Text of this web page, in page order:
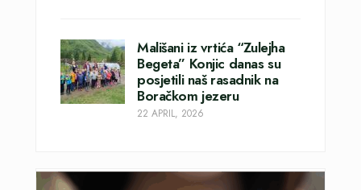
Mališani iz vrtića “Zulejha
Begeta” Konjic danas su
posjetili naš rasadnik na
Boračkom jezeru
22 APRIL, 2026